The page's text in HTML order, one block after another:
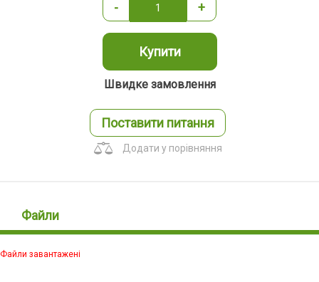
- +
Купити
Швидке замовлення
Поставити питання
Додати у порівняння
Файли
Файли завантажені